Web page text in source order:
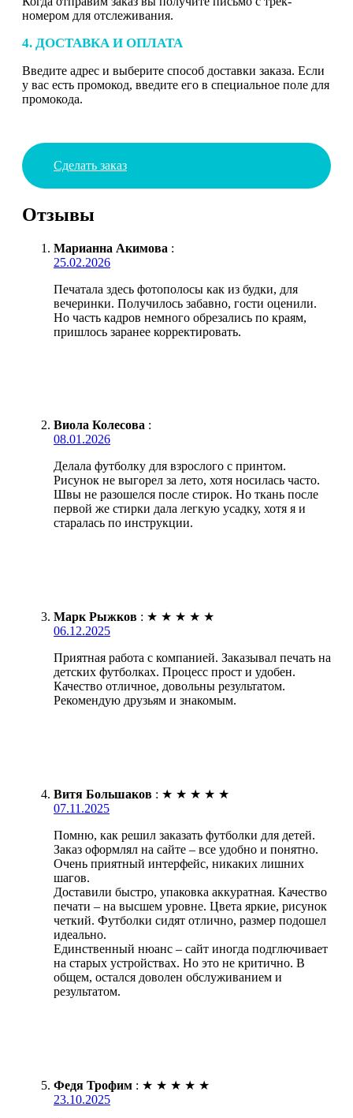
номером для отслеживания.
4. ДОСТАВКА И ОПЛАТА
Введите адрес и выберите способ доставки заказа. Если
у вас есть промокод, введите его в специальное поле для
промокода.
Сделать заказ
Отзывы
Марианна Акимова :
25.02.2026
Печатала здесь фотополосы как из будки, для
вечеринки. Получилось забавно, гости оценили.
Но часть кадров немного обрезались по краям,
пришлось заранее корректировать.
Виола Колесова :
08.01.2026
Делала футболку для взрослого с принтом.
Рисунок не выгорел за лето, хотя носилась часто.
Швы не разошелся после стирок. Но ткань после
первой же стирки дала легкую усадку, хотя я и
старалась по инструкции.
Марк Рыжков : ★ ★ ★ ★ ★
06.12.2025
Приятная работа с компанией. Заказывал печать на
детских футболках. Процесс прост и удобен.
Качество отличное, довольны результатом.
Рекомендую друзьям и знакомым.
Витя Большаков : ★ ★ ★ ★ ★
07.11.2025
Помню, как решил заказать футболки для детей.
Заказ оформлял на сайте – все удобно и понятно.
Очень приятный интерфейс, никаких лишних
шагов.
Доставили быстро, упаковка аккуратная. Качество
печати – на высшем уровне. Цвета яркие, рисунок
четкий. Футболки сидят отлично, размер подошел
идеально.
Единственный нюанс – сайт иногда подглючивает
на старых устройствах. Но это не критично. В
общем, остался доволен обслуживанием и
результатом.
Федя Трофим : ★ ★ ★ ★ ★
23.10.2025